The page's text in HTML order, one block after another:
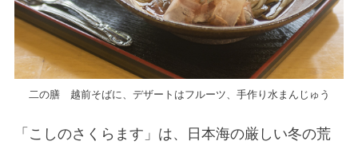
二の膳 越前そばに、デザートはフルーツ、手作り水まんじゅう
「こしのさくらます」は、日本海の厳しい冬の荒